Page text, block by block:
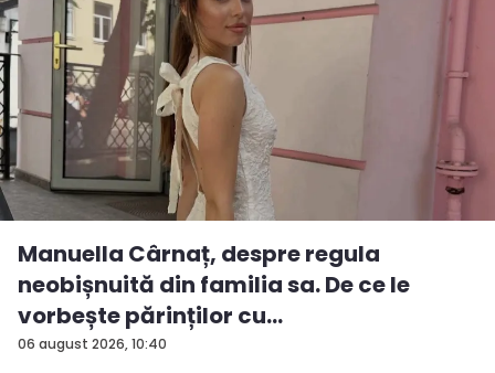
06 august 2026, 10:40
Manuella Cârnaț, despre regula
neobișnuită din familia sa. De ce le
vorbește părinților cu
„dumneavoastră...